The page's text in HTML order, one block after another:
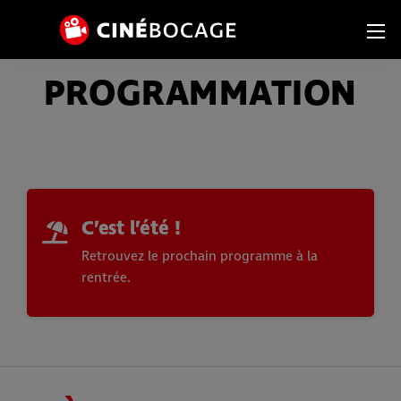
Avant de continuer, contrôlez l'utilisation de vos données
PROGRAMMATION
C’est l’été !
Retrouvez le prochain programme à la
rentrée.